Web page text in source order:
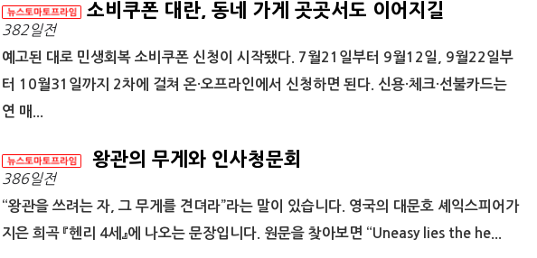
소비쿠폰 대란, 동네 가게 곳곳서도 이어지길
382일전
예고된 대로 민생회복 소비쿠폰 신청이 시작됐다. 7월21일부터 9월12일, 9월22일부
터 10월31일까지 2차에 걸쳐 온·오프라인에서 신청하면 된다. 신용·체크·선불카드는
연 매...
왕관의 무게와 인사청문회
386일전
“왕관을 쓰려는 자, 그 무게를 견뎌라”라는 말이 있습니다. 영국의 대문호 셰익스피어가
지은 희곡 『헨리 4세』에 나오는 문장입니다. 원문을 찾아보면 “Uneasy lies the he...